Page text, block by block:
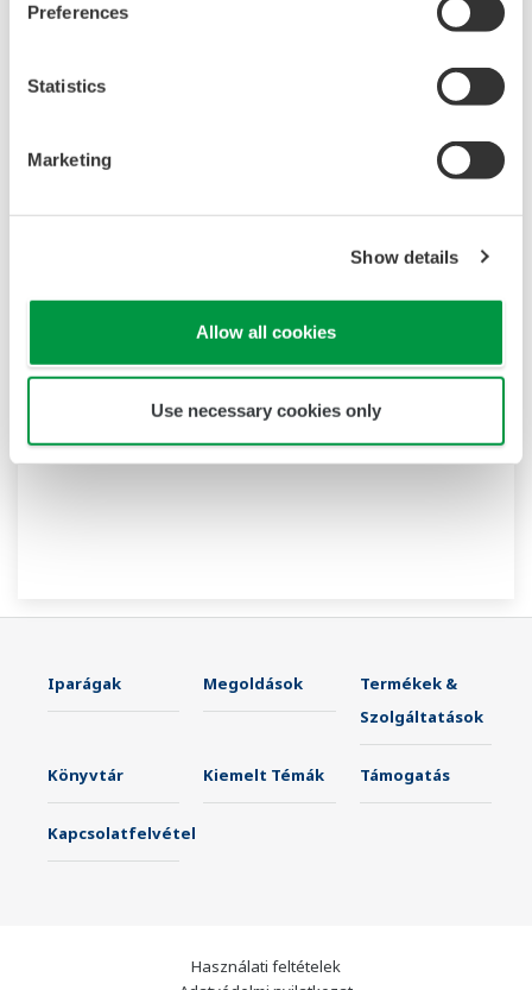
Preferences
Statistics
Marketing
Show details
Allow all cookies
Use necessary cookies only
Iparágak Megoldások
Termékek &
Szolgáltatások
Könyvtár Kiemelt Témák Támogatás
Kapcsolatfelvétel
Használati feltételek